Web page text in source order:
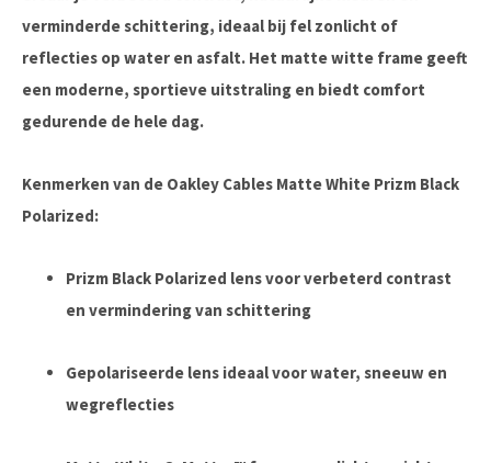
verminderde schittering, ideaal bij fel zonlicht of
reflecties op water en asfalt. Het matte witte frame geeft
een moderne, sportieve uitstraling en biedt comfort
gedurende de hele dag.
Kenmerken van de Oakley Cables Matte White Prizm Black
Polarized:
Prizm Black Polarized lensvoor verbeterd contrast
en vermindering van schittering
Gepolariseerde lens ideaal voor water, sneeuw en
wegreflecties